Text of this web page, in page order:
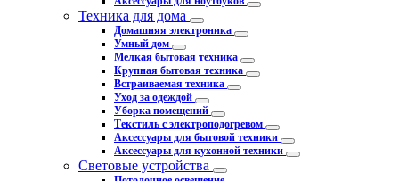
Техника для дома
Домашняя электроника
Умный дом
Мелкая бытовая техника
Крупная бытовая техника
Встраиваемая техника
Уход за одеждой
Уборка помещений
Текстиль с электроподогревом
Аксессуары для бытовой техники
Аксессуары для кухонной техники
Световые устройства